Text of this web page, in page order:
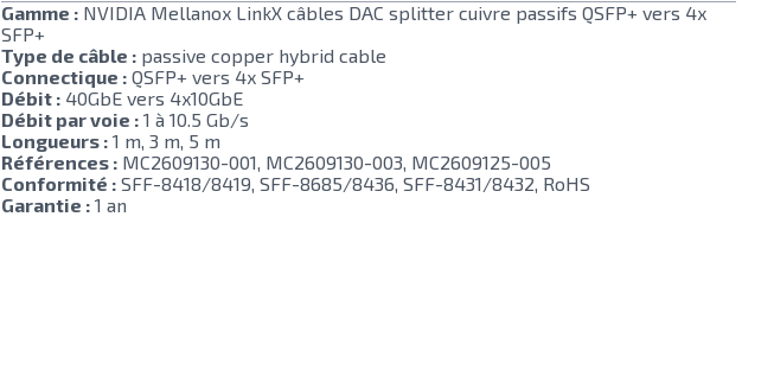
Gamme : NVIDIA Mellanox LinkX câbles DAC splitter cuivre passifs QSFP+ vers 4x
SFP+
Type de câble : passive copper hybrid cable
Connectique : QSFP+ vers 4x SFP+
Débit : 40GbE vers 4x10GbE
Débit par voie : 1 à 10.5 Gb/s
Longueurs : 1 m, 3 m, 5 m
Références : MC2609130-001, MC2609130-003, MC2609125-005
Conformité : SFF-8418/8419, SFF-8685/8436, SFF-8431/8432, RoHS
Garantie : 1 an